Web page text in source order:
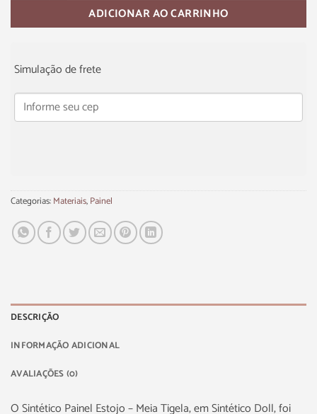
ADICIONAR AO CARRINHO
Simulação de frete
Categorias:Materiais,Painel
DESCRIÇÃO
INFORMAÇÃO ADICIONAL
AVALIAÇÕES (0)
O Sintético Painel Estojo – Meia Tigela, em Sintético Doll, foi